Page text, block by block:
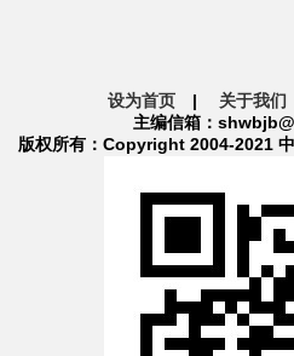
设为首页 | 关于我们
主编信箱：
版权所有：Copyright 2004-2021